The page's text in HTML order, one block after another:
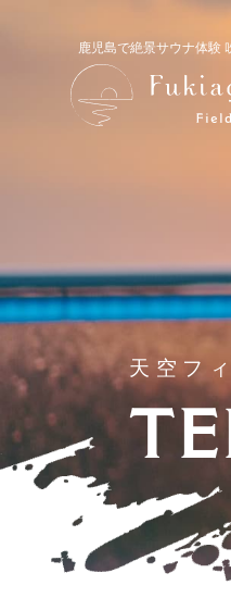
鹿児島で絶景サウナ体験
天空フ